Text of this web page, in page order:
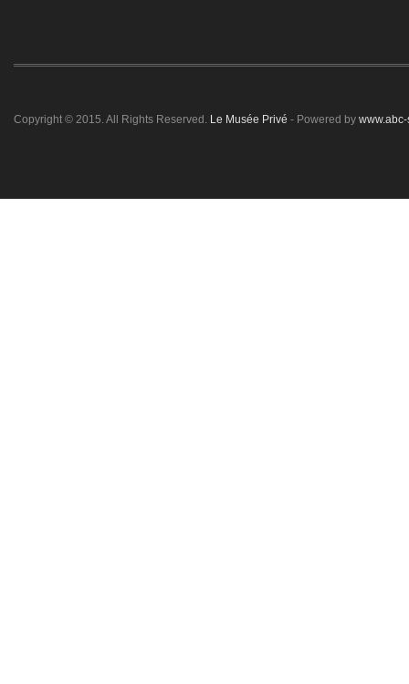
Copyright © 2015. All Rights Reserved. Le Musée Privé - Powered by